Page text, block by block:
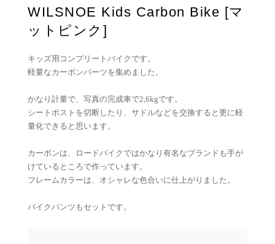
WILSNOE Kids Carbon Bike [マ
ットピンク]
キッズ用コンプリートバイクです。
軽量なカーボンパーツを集めました。
かなり計量で、写真の完成車で2,6kgです。
シートポストを切断したり、サドルなどを交換すると更に軽
量化できると思います。
カーボンは、ロードバイクではかなり有名なブランドも手が
けているところで作っています。
フレームカラーは、オシャレな色合いに仕上がりました。
バイクパンツもセットです。